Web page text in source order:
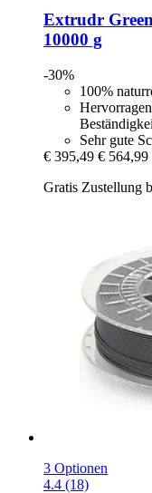
Extrudr
10000 g
-30%
100%
Sehr gute
€ 395,49 € 564,99
Gratis Zustellung
3 Optionen
4.4 (18)